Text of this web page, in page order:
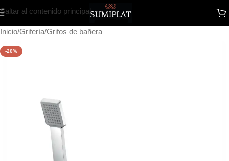
Saltar al contenido principal
Inicio/Grifería/Grifos de bañera
-20%